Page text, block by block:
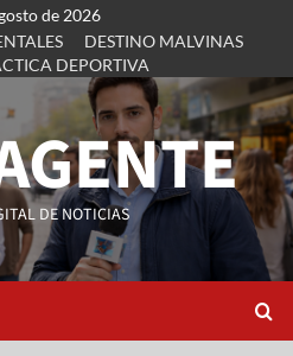
de 2026
DESTINO MALVINAS
DEPORTIVA
DE NOTICIAS